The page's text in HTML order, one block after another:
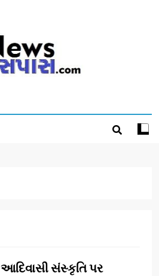
આદિવાસી સંસ્કૃતિ પર